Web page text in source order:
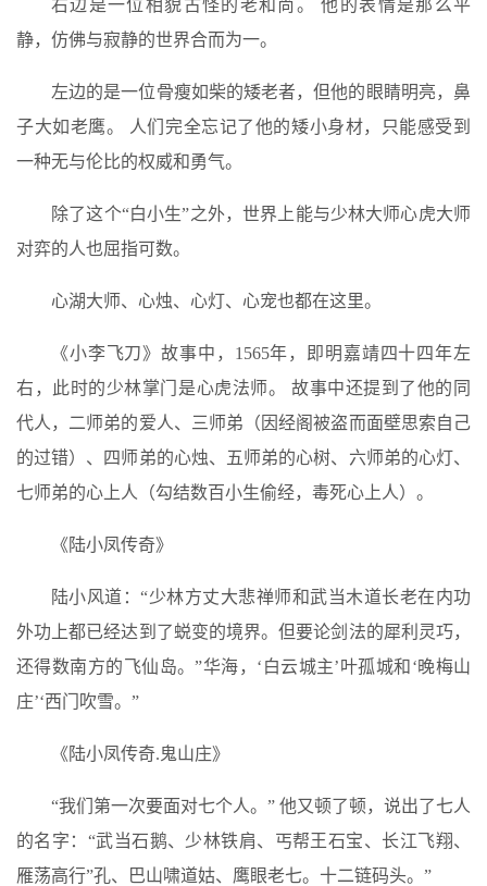
右边是一位相貌古怪的老和尚。 他的表情是那么平
静，仿佛与寂静的世界合而为一。
左边的是一位骨瘦如柴的矮老者，但他的眼睛明亮，鼻
子大如老鹰。 人们完全忘记了他的矮小身材，只能感受到
一种无与伦比的权威和勇气。
除了这个“白小生”之外，世界上能与少林大师心虎大师
对弈的人也屈指可数。
心湖大师、心烛、心灯、心宠也都在这里。
《小李飞刀》故事中，1565年，即明嘉靖四十四年左
右，此时的少林掌门是心虎法师。 故事中还提到了他的同
代人，二师弟的爱人、三师弟（因经阁被盗而面壁思索自己
的过错）、四师弟的心烛、五师弟的心树、六师弟的心灯、
七师弟的心上人（勾结数百小生偷经，毒死心上人）。
《陆小凤传奇》
陆小风道：“少林方丈大悲禅师和武当木道长老在内功
外功上都已经达到了蜕变的境界。但要论剑法的犀利灵巧，
还得数南方的飞仙岛。”华海，‘白云城主’叶孤城和‘晚梅山
庄’‘西门吹雪。”
《陆小凤传奇.鬼山庄》
“我们第一次要面对七个人。” 他又顿了顿，说出了七人
的名字：“武当石鹅、少林铁肩、丐帮王石宝、长江飞翔、
雁荡高行”孔、巴山啸道姑、鹰眼老七。十二链码头。”